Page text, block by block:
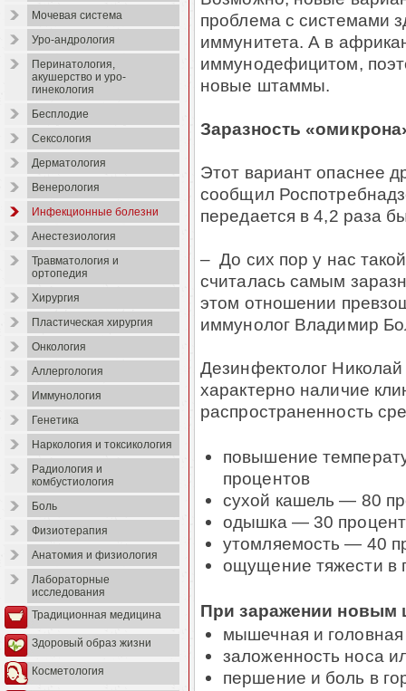
Мочевая система
Уро-андрология
Перинатология,
акушерство и уро-
гинекология
Бесплодие
Сексология
Дерматология
Венерология
Инфекционные болезни
Анестезиология
Травматология и
ортопедия
Хирургия
Пластическая хирургия
Онкология
Аллергология
Иммунология
Генетика
Наркология и токсикология
Радиология и
комбустиология
Боль
Физиотерапия
Анатомия и физиология
Лабораторные
исследования
Традиционная медицина
Здоровый образ жизни
Косметология
проблема с системами
иммунитета. А в
иммунодефицитом,
новые штаммы.
Заразность
Этот вариант опаснее
сообщил
передается в 4,2 раза
– До сих пор у нас
считалась самым
этом отношении
иммунолог Владимир
Дезинфектолог
характерно наличие
распространенность
повышение
процентов
сухой кашель — 80
одышка — 30
утомляемость — 40
ощущение тяжести в
При заражении новым
мышечная и
заложенность носа
першение и боль в